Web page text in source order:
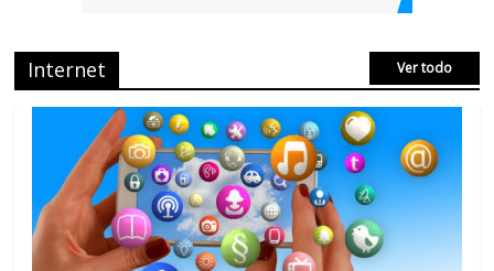
Internet Ver todo